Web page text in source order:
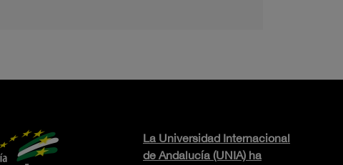
La Universidad Internacional
de Andalucía (UNIA) ha